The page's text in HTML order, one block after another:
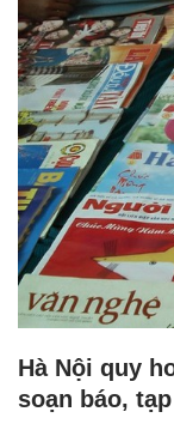
Hà Nội quy
soạn báo,